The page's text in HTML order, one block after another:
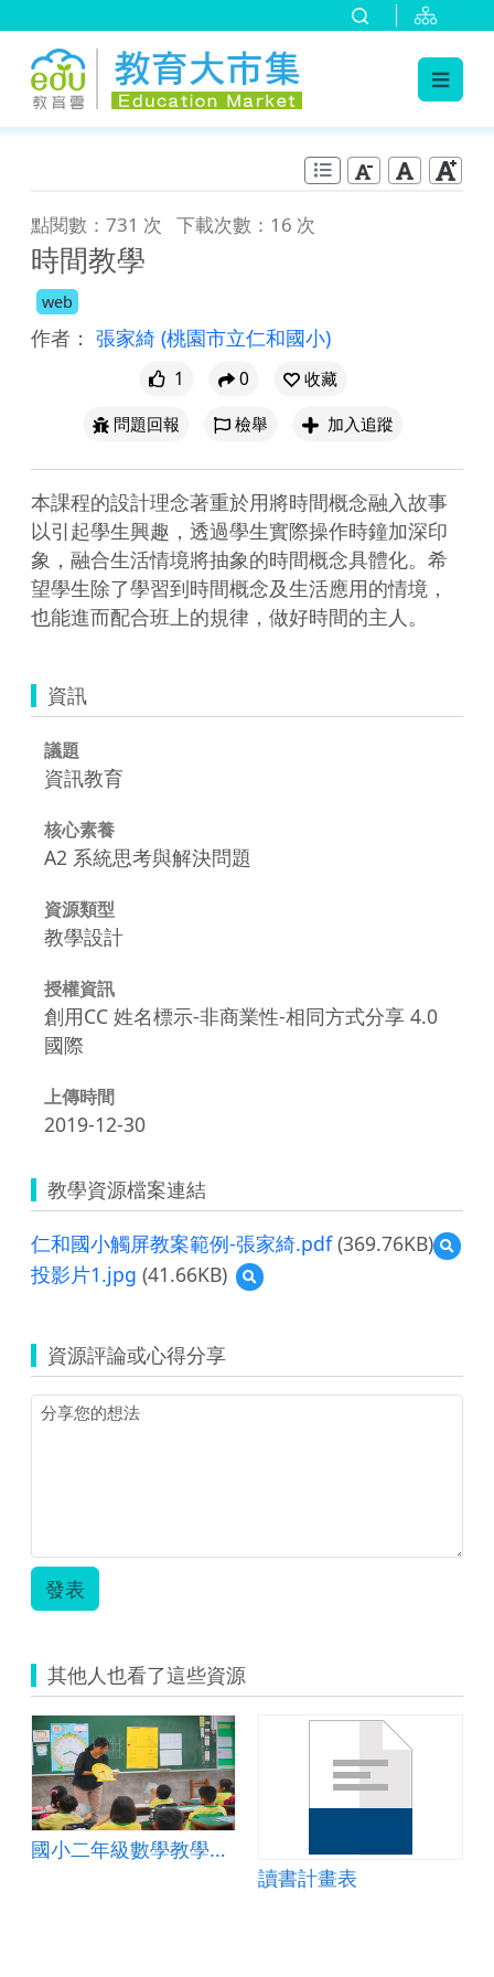
點閱數：731 次 下載次數：16 次
時間教學
web
作者： 張家綺 (桃園市立仁和國小)
1 0
收藏
問題回報
檢舉 加入追蹤
本課程的設計理念著重於用將時間概念融入故事
以引起學生興趣，透過學生實際操作時鐘加深印
象，融合生活情境將抽象的時間概念具體化。希
望學生除了學習到時間概念及生活應用的情境，
也能進而配合班上的規律，做好時間的主人。
資訊
議題
資訊教育
核心素養
A2 系統思考與解決問題
資源類型
教學設計
授權資訊
創用CC 姓名標示-非商業性-相同方式分享 4.0
國際
上傳時間
2019-12-30
教學資源檔案連結
仁和國小觸屏教案範例-張家綺.pdf(369.76KB)
預
覽
屏
投影片1.jpg (41.66KB)
預
覽
1.jpg
資源評論或心得分享
發表
其他人也看了這些資源
國小二年級數學教學設計
讀書計畫表